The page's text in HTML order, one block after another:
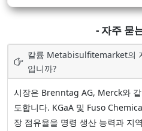
- 자주 묻
칼륨 Metabisulfitemarket의
입니까?
시장은 Brenntag AG, Merck와
도합니다. KGaA 및 Fuso
장 점유율을 명령 생산 능력과 지